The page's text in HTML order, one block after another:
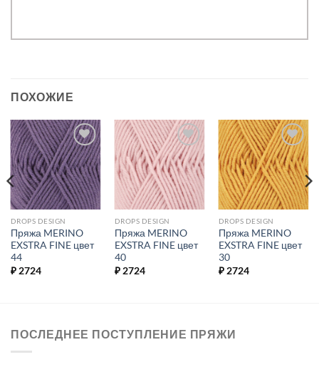
ПОХОЖИЕ
Добавить в
избранное.
DROPS DESIGN
Пряжа MERINO
EXSTRA FINE цвет
44
₽2724
Добавить в
избранное.
DROPS DESIGN
Пряжа MERINO
EXSTRA FINE цвет
40
₽2724
Добавить в
избранное.
DROPS DESIGN
Пряжа MERINO
EXSTRA FINE цвет
30
₽2724
ПОСЛЕДНЕЕ ПОСТУПЛЕНИЕ ПРЯЖИ